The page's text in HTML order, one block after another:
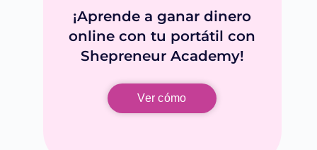
¡Aprende a ganar dinero
online con tu portátil con
Shepreneur Academy!
Ver cómo